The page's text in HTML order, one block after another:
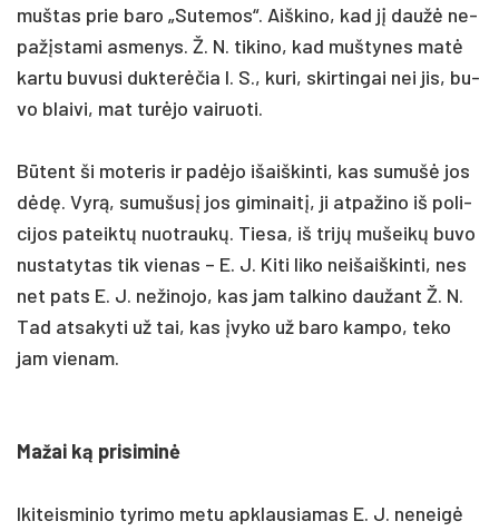
muš­tas prie ba­ro „Su­te­mos“. Aiš­ki­no, kad jį daužė ne­
pažįs­ta­mi as­me­nys. Ž. N. ti­ki­no, kad muš­ty­nes matė
kar­tu bu­vu­si duk­terė­čia I. S., ku­ri, skir­tin­gai nei jis, bu­
vo blai­vi, mat turė­jo vai­ruo­ti.
Būtent ši mo­te­ris ir pa­dėjo išaiš­kin­ti, kas su­mušė jos
dėdę. Vyrą, su­mu­šusį jos gi­mi­naitį, ji at­pa­ži­no iš po­li­
ci­jos pa­teiktų nuo­traukų. Tie­sa, iš trijų mu­šeikų bu­vo
nu­sta­ty­tas tik vie­nas – E. J. Ki­ti li­ko nei­šaiš­kin­ti, nes
net pa­ts E. J. ne­ži­no­jo, kas jam tal­ki­no dau­žant Ž. N.
Tad at­sa­ky­ti už tai, kas įvy­ko už ba­ro kam­po, te­ko
jam vie­nam.
Ma­žai ką pri­si­minė
Iki­teis­mi­nio ty­ri­mo me­tu ap­klau­sia­mas E. J. ne­neigė